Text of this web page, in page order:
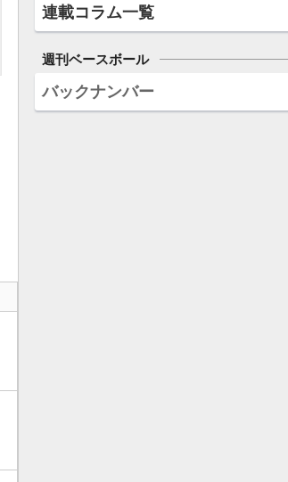
連載コラム一覧
週刊ベースボール
バックナンバー